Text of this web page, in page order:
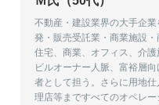
不動産・建設業界の大手企
発・販売受託業・商業施設・
住宅、商業、オフィス、介
ビルオーナー人脈、富裕層
者として担う。さらに用地
理店等まですべてのオペレ